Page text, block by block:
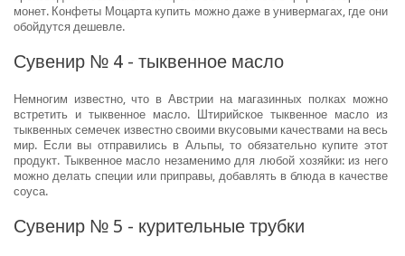
монет. Конфеты Моцарта купить можно даже в универмагах, где они
обойдутся дешевле.
Сувенир № 4 - тыквенное масло
Немногим известно, что в Австрии на магазинных полках можно
встретить и тыквенное масло. Штирийское тыквенное масло из
тыквенных семечек известно своими вкусовыми качествами на весь
мир. Если вы отправились в Альпы, то обязательно купите этот
продукт. Тыквенное масло незаменимо для любой хозяйки: из него
можно делать специи или приправы, добавлять в блюда в качестве
соуса.
Сувенир № 5 - курительные трубки